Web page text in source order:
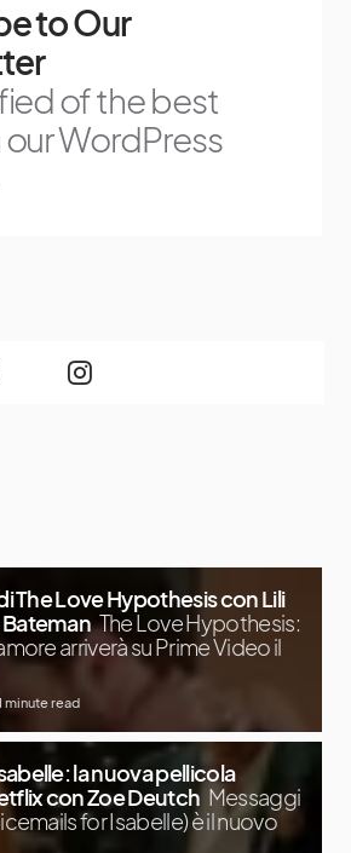
to Our
of the best
WordPress
The Love Hypothesis con Lili
Bateman The Love Hypothesis:
arriverà su Prime Video il
minute read
la nuova pellicola
con Zoe Deutch Messaggi
for Isabelle) è il nuovo